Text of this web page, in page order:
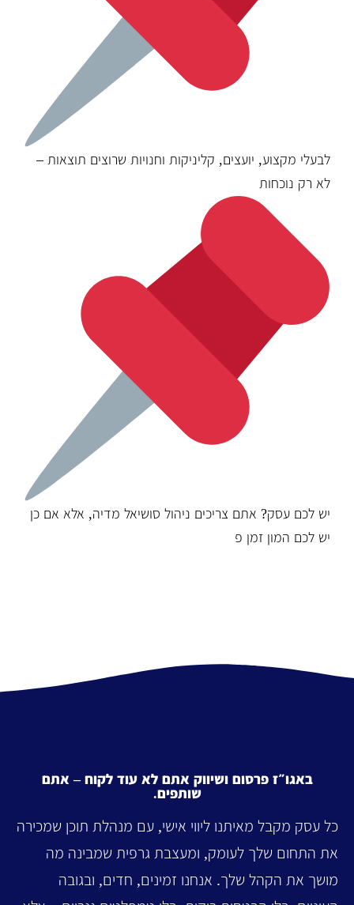
לבעלי מקצוע, יועצים, קליניקות וחנויות שרוצים תוצאות –
לא רק נוכחות
יש לכם עסק? אתם צריכים ניהול סושיאל מדיה, אלא אם כן
יש לכם המון זמן פ
באגו״ז פרסום ושיווק אתם לא עוד לקוח – אתם
שותפים.
כל עסק מקבל מאיתנו ליווי אישי, עם מנהלת תוכן שמכירה
את התחום שלך לעומק, ומעצבת גרפית שמבינה מה
מושך את הקהל שלך. אנחנו זמינים, חדים, ובגובה